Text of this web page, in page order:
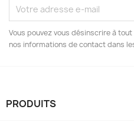
Vous pouvez vous désinscrire à
nos informations de contact dans
PRODUITS